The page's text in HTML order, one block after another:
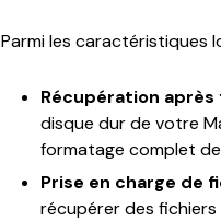
Parmi les caractéristiques
Récupération après
disque dur de votre
formatage complet
Prise en charge de
récupérer des